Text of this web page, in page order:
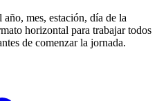
mes, estación, día de la
horizontal para trabajar todos
de comenzar la jornada.